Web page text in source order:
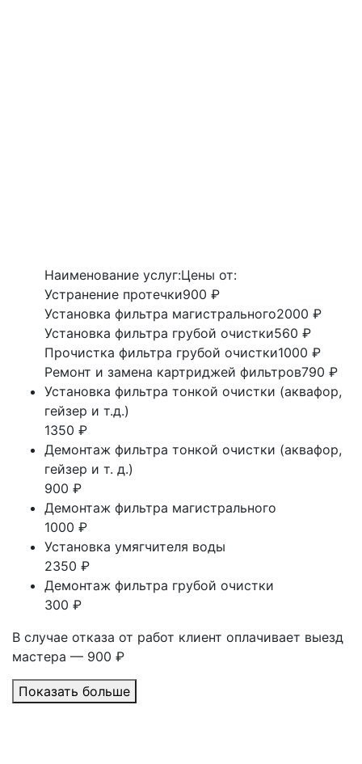
Наименование услуг:Цены от:
Устранение протечки900 ₽
Установка фильтра магистрального2000 ₽
Установка фильтра грубой очистки560 ₽
Прочистка фильтра грубой очистки1000 ₽
Ремонт и замена картриджей фильтров790 ₽
Установка фильтра тонкой очистки (аквафор,
гейзер и т.д.)
1350 ₽
Демонтаж фильтра тонкой очистки (аквафор,
гейзер и т. д.)
900 ₽
Демонтаж фильтра магистрального
1000 ₽
Установка умягчителя воды
2350 ₽
Демонтаж фильтра грубой очистки
300 ₽
В случае отказа от работ клиент оплачивает выезд
мастера — 900 ₽
Показать больше